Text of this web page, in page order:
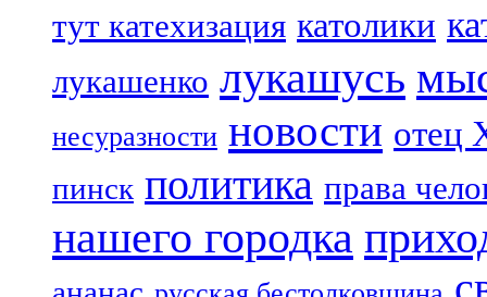
тут катехизация католики
лукашенко лукашусь
несуразности новости отец
пинск политика права
нашего городка